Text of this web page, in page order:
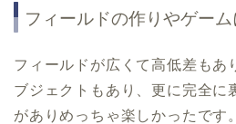
フィールドの作りやゲー
フィールドが広くて高低差もあ
ブジェクトもあり、更に完全に
がありめっちゃ楽しかったです。